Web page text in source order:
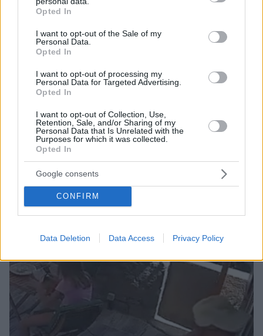
grant or deny consent to Google and its third-party tags to
use your data for below specified purposes in below Google
consent section.
Opted In
I want to opt-out of the Sale of my
Personal Data.
Opted In
I want to opt-out of processing my
Personal Data for Targeted Advertising.
Opted In
I want to opt-out of Collection, Use,
Retention, Sale, and/or Sharing of my
Personal Data that Is Unrelated with the
Purposes for which it was collected.
Opted In
Google consents
CONFIRM
Data Deletion Data Access Privacy Policy
NBAer Μπράντον Κλαρκ
Πώς εξαργυρώνεται το ιδιωτικό πρόγραμμα σύνταξης –
Όλες οι επιλογές
Συνάντηση Ζελένσκι-Βούτσιτς στο Βελιγράδι:
Οικονομία, ασφάλεια και στο βάθος... Ρωσία
Σιροπιαστά γλυκά: Πού βρίσκουμε από τα καλύτερα
γλυκά ταψιού για το σπίτι
ΔΕΙΤΕ ΟΛΕΣ ΤΙΣ ΕΙΔΗΣΕΙΣ
ΤΑ ΠΙΟ ΔΗΜΟΦΙΛΗ